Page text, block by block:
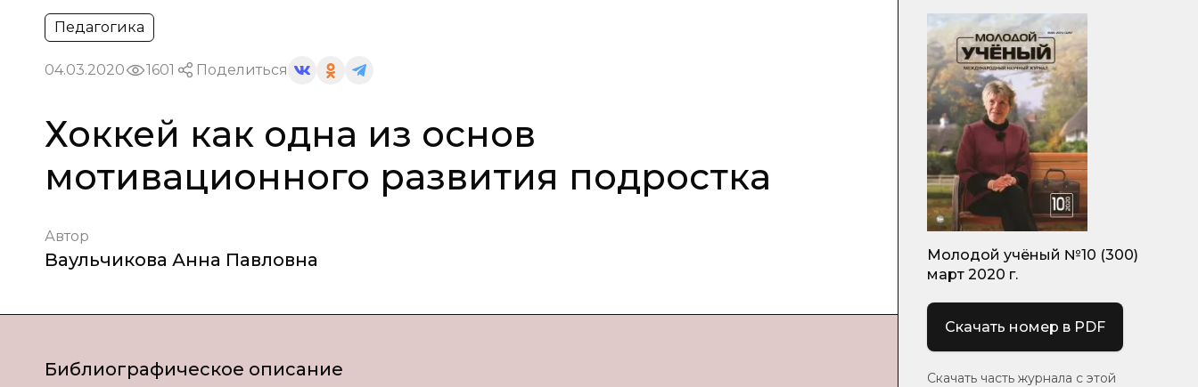
Педагогика
04.03.2020 1601 Поделиться
Хоккей как одна из основ
мотивационного развития подростка
Автор
Ваульчикова Анна Павловна
Библиографическое описание
Молодой учёный №10 (300)
март 2020 г.
Скачать номер в PDF
Скачать часть журнала с этой